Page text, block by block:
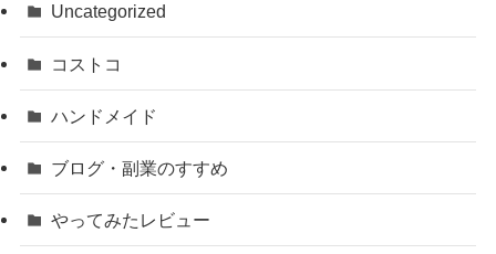
Uncategorized
コストコ
ハンドメイド
ブログ・副業のすすめ
やってみたレビュー